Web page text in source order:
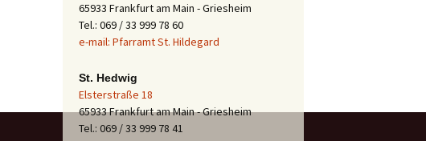
65933 Frankfurt am Main - Griesheim
Tel.: 069 / 33 999 78 60
e-mail: Pfarramt St. Hildegard
St. Hedwig
Elsterstraße 18
65933 Frankfurt am Main - Griesheim
Tel.: 069 / 33 999 78 41